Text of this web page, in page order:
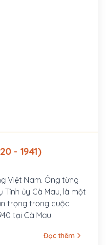
Phẩm (1920 - 1941)
Việt Nam. Ông từng
Tỉnh ủy Cà Mau, là một
trọng trong cuộc
tại Cà Mau.
Đọc thêm